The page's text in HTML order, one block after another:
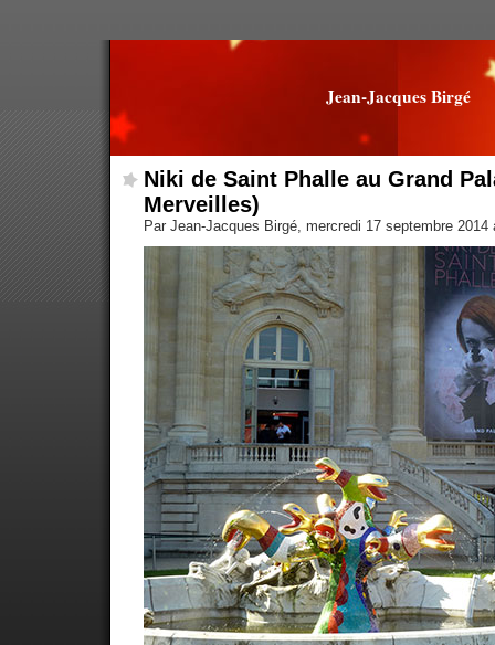
Jean-Jacques Birgé
Niki de Saint Phalle au Grand
Merveilles)
Par Jean-Jacques Birgé, mercredi 17 septembre